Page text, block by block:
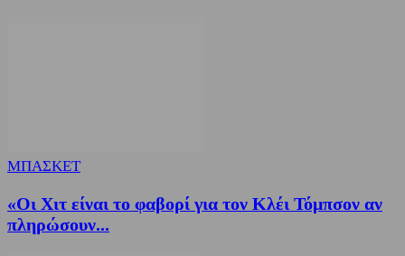
ΜΠΑΣΚΕΤ
«Οι Χιτ είναι το φαβορί για τον Κλέι Τόμπσον αν
πληρώσουν...